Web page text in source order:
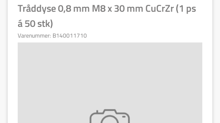
Tråddyse 0,8 mm M8 x 30 mm CuCrZr (1 ps
á 50 stk)
Varenummer: B140011710